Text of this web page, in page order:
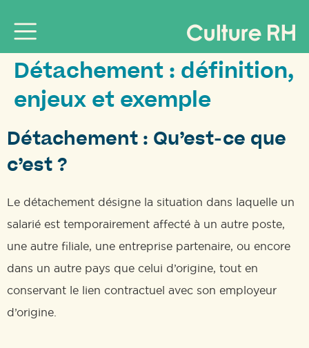
Détachement : définition,
enjeux et exemple
Détachement : Qu’est-ce que
c’est ?
Le détachement désigne la situation dans laquelle un
salarié est temporairement affecté à un autre poste,
une autre filiale, une entreprise partenaire, ou encore
dans un autre pays que celui d’origine, tout en
conservant le lien contractuel avec son employeur
d’origine.